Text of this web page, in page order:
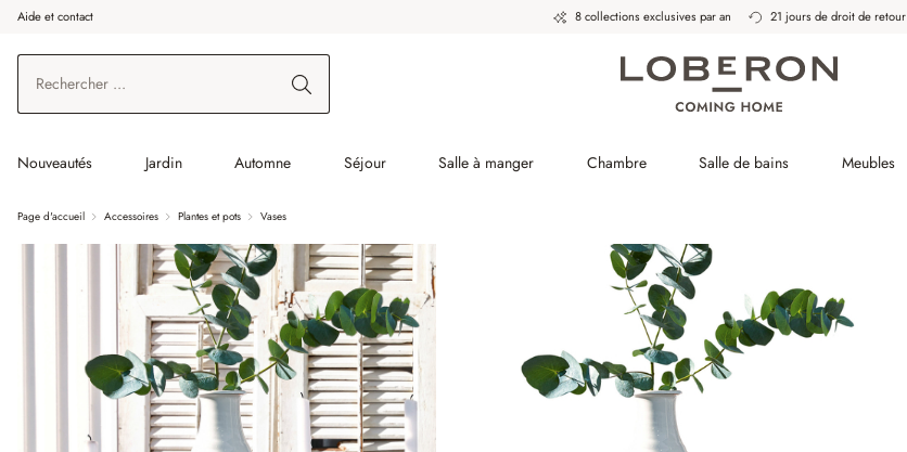
au contenu principal
Aller à la recherche
Aller à la navigation principale
Aide et contact 8 collections exclusives par an 21 jours de droit de retour
Nouveautés Jardin Automne Séjour Salle à manger Chambre Salle de bains Meubles
Page d'accueil Accessoires Plantes et pots Vases